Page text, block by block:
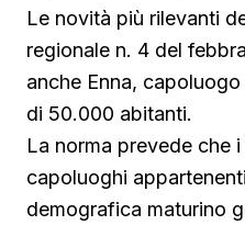
Le novità più rilevanti
regionale n. 4 del
anche Enna,
di 50.000 abitanti.
La norma prevede che
capoluoghi
demografica maturino